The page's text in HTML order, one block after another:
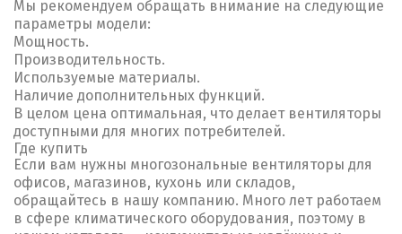
Мы рекомендуем обращать внимание на следующие
параметры модели:
Мощность.
Производительность.
Используемые материалы.
Наличие дополнительных функций.
В целом цена оптимальная, что делает вентиляторы
доступными для многих потребителей.
Где купить
Если вам нужны многозональные вентиляторы для
офисов, магазинов, кухонь или складов,
обращайтесь в нашу компанию. Много лет работаем
в сфере климатического оборудования, поэтому в